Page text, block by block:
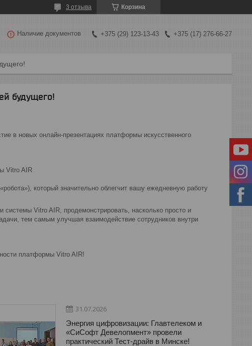
Корзина
3 отзыва
Наличие документов +375 (29) 123-13-43 +375 (17) 276-66-27
будущего!
в новых онлайн-презентациях платформы искусственного
Vitro AIR
который значительно облегчит вашу ежедневную работу
системы Vitro AIR, продемонстрировать, насколько просто и
тем самым улучшая взаимодействие сотрудников внутри
платформы Vitro AIR!
31.07.2026
Энергия цифровизации: Главтелеком и
«СиСофт Девелопмент» провели
практический Тест-драйв в Минске!